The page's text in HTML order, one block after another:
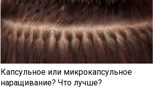
Капсульное или микрокапсульное
наращивание? Что лучше?